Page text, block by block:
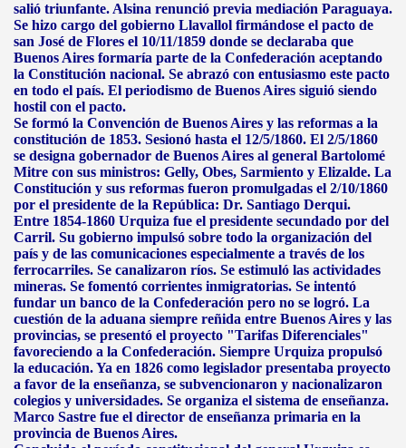
salió triunfante. Alsina renunció previa mediación Paraguaya.
Se hizo cargo del gobierno Llavallol firmándose el pacto de
san José de Flores el 10/11/1859 donde se declaraba que
Buenos Aires formaría parte de la Confederación aceptando
la Constitución nacional. Se abrazó con entusiasmo este pacto
en todo el país. El periodismo de Buenos Aires siguió siendo
hostil con el pacto.
Se formó la Convención de Buenos Aires y las reformas a la
constitución de 1853. Sesionó hasta el 12/5/1860. El 2/5/1860
se designa gobernador de Buenos Aires al general Bartolomé
Mitre con sus ministros: Gelly, Obes, Sarmiento y Elizalde. La
Constitución y sus reformas fueron promulgadas el 2/10/1860
por el presidente de la República: Dr. Santiago Derqui.
Entre 1854-1860 Urquiza fue el presidente secundado por del
Carril. Su gobierno impulsó sobre todo la organización del
país y de las comunicaciones especialmente a través de los
ferrocarriles. Se canalizaron ríos. Se estimuló las actividades
mineras. Se fomentó corrientes inmigratorias. Se intentó
fundar un banco de la Confederación pero no se logró. La
cuestión de la aduana siempre reñida entre Buenos Aires y las
provincias, se presentó el proyecto "Tarifas Diferenciales"
favoreciendo a la Confederación. Siempre Urquiza propulsó
la educación. Ya en 1826 como legislador presentaba proyecto
a favor de la enseñanza, se subvencionaron y nacionalizaron
colegios y universidades. Se organiza el sistema de enseñanza.
Marco Sastre fue el director de enseñanza primaria en la
provincia de Buenos Aires.